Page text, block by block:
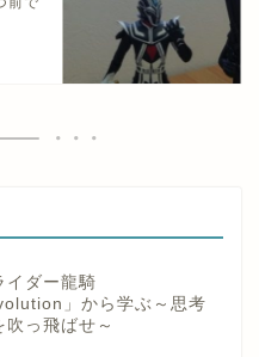
イダー龍騎
」から学ぶ～思考
吹っ飛ばせ～